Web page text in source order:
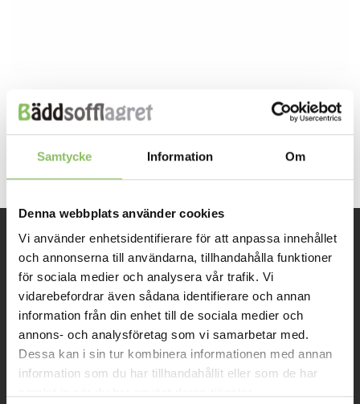
Samtycke Information Om
Denna webbplats använder cookies
Vi använder enhetsidentifierare för att anpassa innehållet
och annonserna till användarna, tillhandahålla funktioner
för sociala medier och analysera vår trafik. Vi
vidarebefordrar även sådana identifierare och annan
information från din enhet till de sociala medier och
annons- och analysföretag som vi samarbetar med.
Dessa kan i sin tur kombinera informationen med annan
information som du har tillhandahållit eller som de har
Both comments and trackbacks are currently closed.
←Previous
Next→
INFORMATION
Om oss
Kontakt
Mitt konto
Köpvillkor